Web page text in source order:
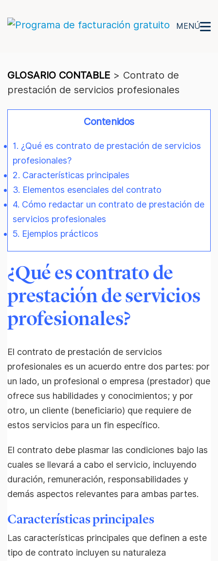
MENÚ
GLOSARIO CONTABLE > Contrato de
prestación de servicios profesionales
Contenidos
1. ¿Qué es contrato de prestación de servicios
profesionales?
2. Características principales
3. Elementos esenciales del contrato
4. Cómo redactar un contrato de prestación de
servicios profesionales
5. Ejemplos prácticos
¿Qué es contrato de
prestación de servicios
profesionales?
El contrato de prestación de servicios
profesionales es un acuerdo entre dos partes: por
un lado, un profesional o empresa (prestador) que
ofrece sus habilidades y conocimientos; y por
otro, un cliente (beneficiario) que requiere de
estos servicios para un fin específico.
El contrato debe plasmar las condiciones bajo las
cuales se llevará a cabo el servicio, incluyendo
duración, remuneración, responsabilidades y
demás aspectos relevantes para ambas partes.
Características principales
Las características principales que definen a este
tipo de contrato incluyen su naturaleza